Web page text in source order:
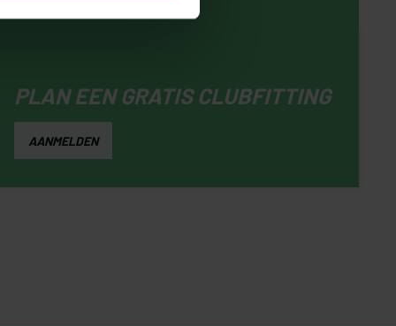
PLAN EEN GRATIS CLUBFITTING
AANMELDEN